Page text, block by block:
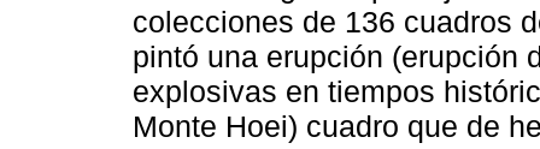
colecciones de 136 cuadros
pintó una erupción (erupción
explosivas en tiempos
Monte Hoei) cuadro que de